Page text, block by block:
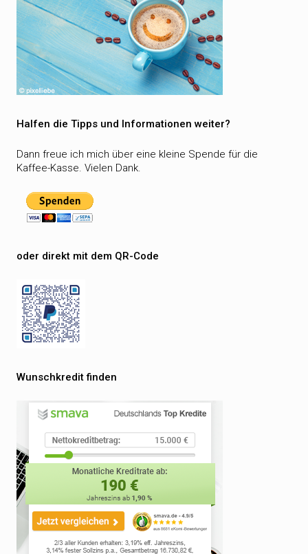
Halfen die Tipps und Informationen weiter?
Dann freue ich mich über eine kleine Spende für die
Kaffee-Kasse. Vielen Dank.
oder direkt mit dem QR-Code
Wunschkredit finden